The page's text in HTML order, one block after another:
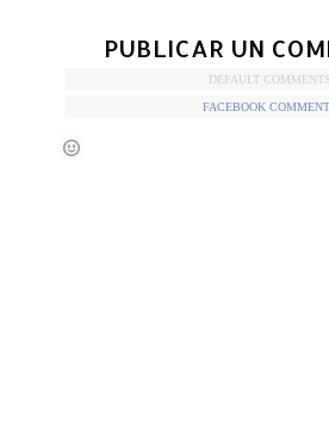
PUBLICAR UN
DEFAULT COMMENTS
FACEBOOK